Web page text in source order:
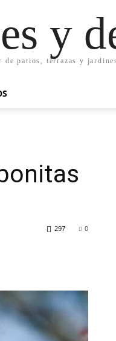
y
patios, terrazas y
0
297